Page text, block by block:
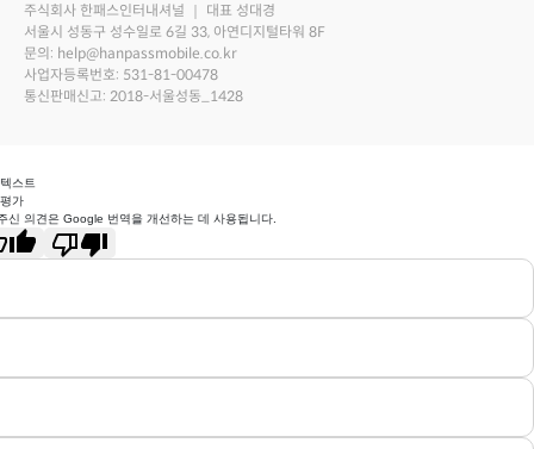
주식회사 한패스인터내셔널 ｜ 대표 성대경
서울시 성동구 성수일로 6길 33, 아연디지털타워 8F
문의: help@hanpassmobile.co.kr
사업자등록번호: 531-81-00478
통신판매신고: 2018-서울성동_1428
스트
가
신 의견은 Google 번역을 개선하는 데 사용됩니다.